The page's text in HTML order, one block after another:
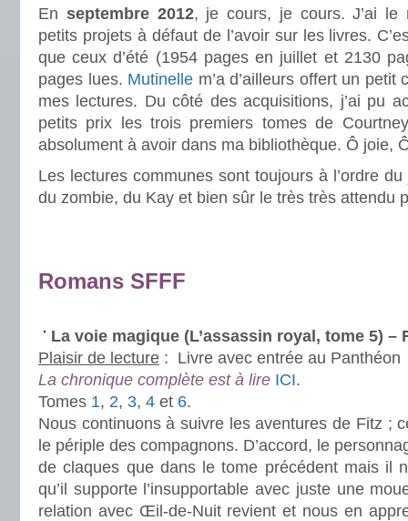
En septembre 2012, je cours, je cours. J’ai le
petits projets à défaut de l’avoir sur les livres.
que ceux d’été (1954 pages en juillet et 2130
pages lues. Mutinelle m’a d’ailleurs offert un petit
mes lectures. Du côté des acquisitions, j’ai pu
petits prix les trois premiers tomes de
absolument à avoir dans ma bibliothèque. Ô joie,
Les lectures communes sont toujours à l’ordre
du zombie, du Kay et bien sûr le très très attendu
Romans SFFF
La voie magique (L’assassin royal, tome 5) –
Plaisir de lecture : Livre avec entrée au Panthéon
La chronique complète est à lire ICI.
Tomes 1, 2, 3, 4 et 6.
Nous continuons à suivre les aventures de Fitz ;
le périple des compagnons. D’accord, le
de claques que dans le tome précédent mais il
qu’il supporte l’insupportable avec juste une
relation avec Œil-de-Nuit revient et nous en